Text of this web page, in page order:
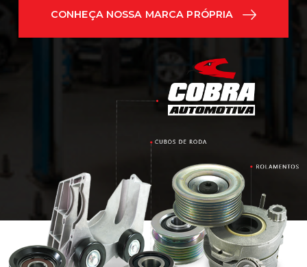
CONHEÇA NOSSA MARCA PRÓPRIA